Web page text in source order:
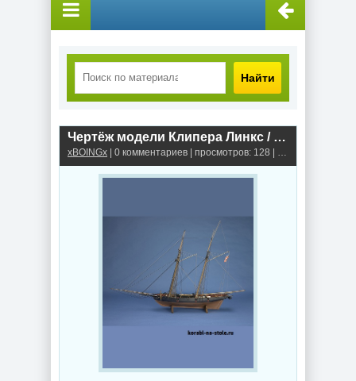
height="180">
width="320"
Найти
Чертёж модели Клипера Линкс / Clipper Lynx (1812) для сборки и историческая справка
xBOINGx | 0 комментариев | просмотров: 128 | Клиперы